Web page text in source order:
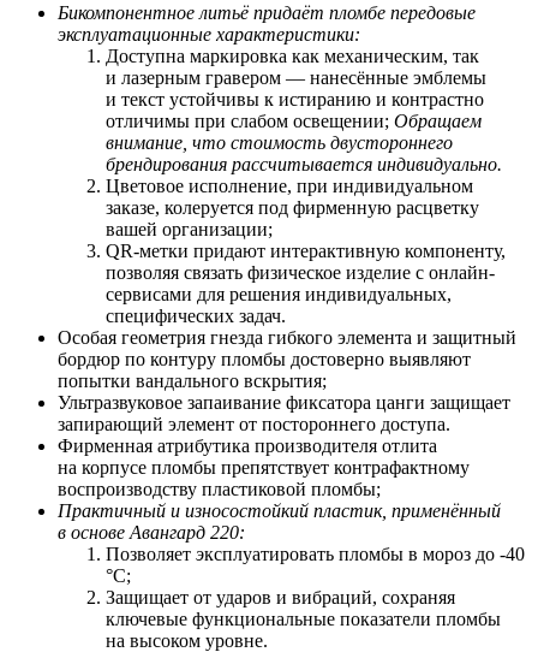
Бикомпонентное литьё придаёт пломбе передовые
эксплуатационные характеристики:
Доступна маркировка как механическим, так
и лазерным гравером — нанесённые эмблемы
и текст устойчивы к истиранию и контрастно
отличимы при слабом освещении; Обращаем
внимание, что стоимость двустороннего
брендирования рассчитывается индивидуально.
Цветовое исполнение, при индивидуальном
заказе, колеруется под фирменную расцветку
вашей организации;
QR-метки придают интерактивную компоненту,
позволяя связать физическое изделие с онлайн-
сервисами для решения индивидуальных,
специфических задач.
Особая геометрия гнезда гибкого элемента и защитный
бордюр по контуру пломбы достоверно выявляют
попытки вандального вскрытия;
Ультразвуковое запаивание фиксатора цанги защищает
запирающий элемент от постороннего доступа.
Фирменная атрибутика производителя отлита
на корпусе пломбы препятствует контрафактному
воспроизводству пластиковой пломбы;
Практичный и износостойкий пластик, применённый
в основе Авангард 220:
Позволяет эксплуатировать пломбы в мороз до -40
°С;
Защищает от ударов и вибраций, сохраняя
ключевые функциональные показатели пломбы
на высоком уровне.